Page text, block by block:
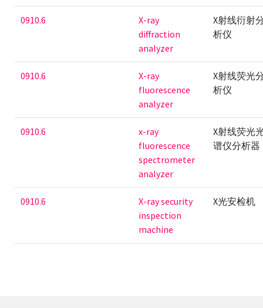
0910.6
X-ray
diffraction
analyzer
X射线衍射
析仪
0910.6
X-ray
fluorescence
analyzer
X射线荧光
析仪
0910.6
x-ray
fluorescence
spectrometer
analyzer
X射线荧光
谱仪分析器
0910.6
X-ray security
inspection
machine
X光安检机